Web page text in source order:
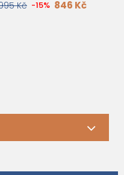
Kč -15% 846 Kč